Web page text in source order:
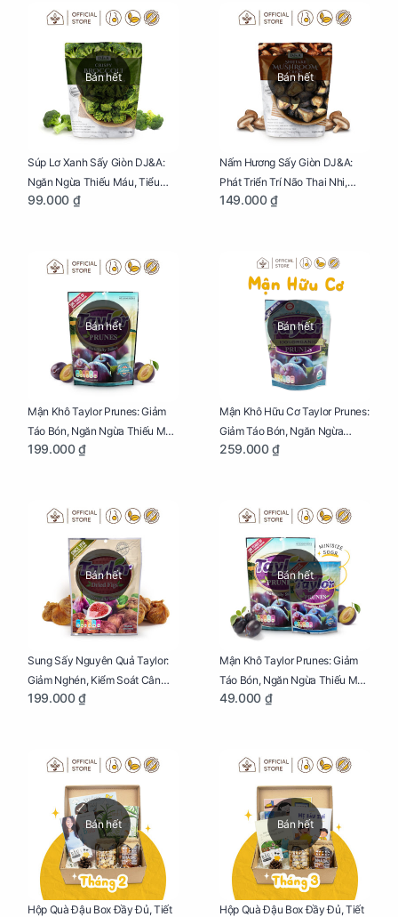
Bán hết
Súp Lơ Xanh Sấy Giòn DJ&A:
Ngăn Ngừa Thiếu Máu, Tiểu
Đường, Dị Tật Thai Nhi Túi 25g
99.000 ₫
Bán hết
Nấm Hương Sấy Giòn DJ&A:
Phát Triển Trí Não Thai Nhi,
Giảm Mệt Mỏi Cho Mẹ Bầu Túi
149.000 ₫
Bán hết
Mận Khô Taylor Prunes: Giảm
Táo Bón, Ngăn Ngừa Thiếu Máu
Cho Mẹ Bầu Túi 250g
199.000 ₫
Bán hết
Mận Khô Hữu Cơ Taylor Prunes:
Giảm Táo Bón, Ngăn Ngừa
Thiếu Máu Cho Mẹ Bầu Túi
259.000 ₫
Bán hết
Sung Sấy Nguyên Quả Taylor:
Giảm Nghén, Kiểm Soát Cân
Nặng Cho Mẹ Bầu Túi 190g
199.000 ₫
Bán hết
Mận Khô Taylor Prunes: Giảm
Táo Bón, Ngăn Ngừa Thiếu Máu
Cho Mẹ Bầu Túi 50g
49.000 ₫
Bán hết
Hộp Quà Đậu Box Đầy Đủ, Tiết
Bán hết
Hộp Quà Đậu Box Đầy Đủ, Tiết